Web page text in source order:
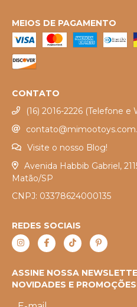
MEIOS DE PAGAMENTO
CONTATO
(16) 2016-2226 (Telefone e
Visite o nosso Blog!
Avenida Habbib Gabriel,
Matão/SP
CNPJ: 03378624000135
REDES SOCIAIS
ASSINE NOSSA
NOVIDADES E